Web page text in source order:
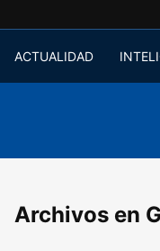
ACTUALIDAD
Archivos en